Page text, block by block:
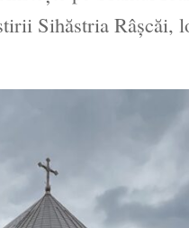
Sihăstria Râșcăi,